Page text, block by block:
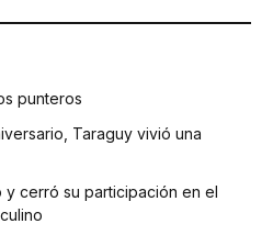
punteros
Taraguy vivió una
cerró su participación en el